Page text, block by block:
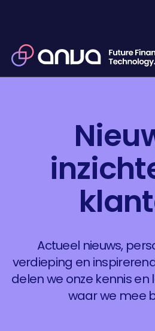
Actueel nieuws,
verdieping en
delen we onze kennis
waar we mee